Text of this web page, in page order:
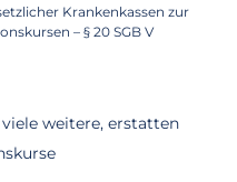
Krankenkassen zur
– § 20 SGB V
viele weitere, erstatten